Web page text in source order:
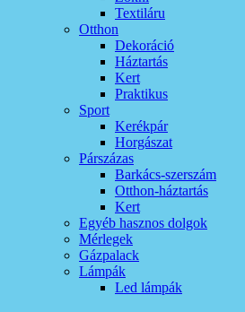
Textiláru
Otthon
Dekoráció
Háztartás
Kert
Praktikus
Sport
Kerékpár
Horgászat
Párszázas
Barkács-szerszám
Otthon-háztartás
Kert
Egyéb hasznos dolgok
Mérlegek
Gázpalack
Lámpák
Led lámpák